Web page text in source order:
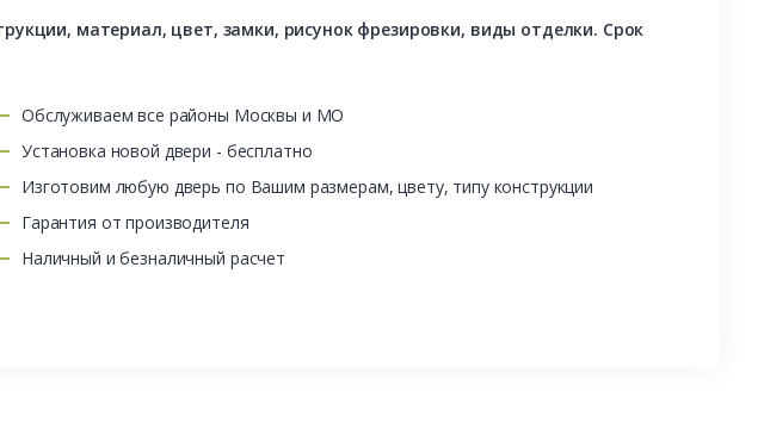
материал, цвет, замки, рисунок фрезировки, виды отделки. Срок
Обслуживаем все районы Москвы и МО
Установка новой двери - бесплатно
Изготовим любую дверь по Вашим размерам, цвету, типу конструкции
Гарантия от производителя
Наличный и безналичный расчет